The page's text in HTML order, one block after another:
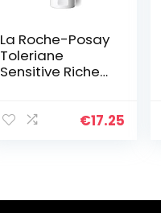
La Roche-Posay
Toleriane
Sensitive Riche
€17.25